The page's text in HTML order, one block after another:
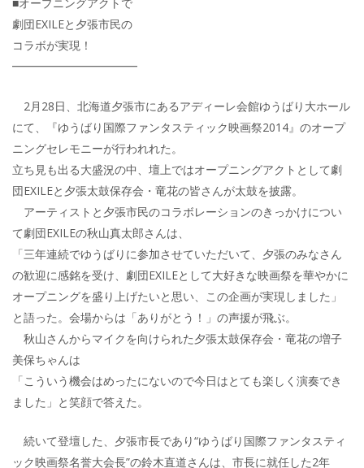
劇団EXILEと夕張市民の
コラボが実現！
━━━━━━━━━━━
2月28日、北海道夕張市にあるアディーレ会館ゆうばり大ホール
にて、『ゆうばり国際ファンタスティック映画祭2014』のオープ
ニングセレモニーが行われれた。
立ち見も出る大盛況の中、壇上ではオープニングアクトとして劇
団EXILEと夕張太鼓保存会・竜花の皆さんが太鼓を披露。
アーティストと夕張市民のコラボレーションのきっかけについ
て劇団EXILEの秋山真太郎さんは、
「三年連続でゆうばりに参加させていただいて、夕張のみなさん
の歓迎に感銘を受け、劇団EXILEとして大好きな映画祭を華やかに
オープニングを盛り上げたいと思い、この企画が実現しました」
と語った。会場からは「ありがとう！」の声援が飛ぶ。
秋山さんからマイクを向けられた夕張太鼓保存会・竜花の増子
美保ちゃんは
「こういう機会はめったにないので今日はとても楽しく演奏でき
ました」と笑顔で答えた。
続いて登壇した、夕張市長であり“ゆうばり国際ファンタスティ
ック映画祭名誉大会長”の鈴木直道さんは、市長に就任した2年